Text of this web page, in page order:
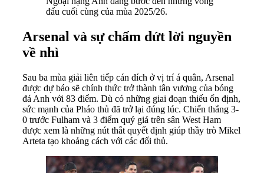
đấu cuối cùng của mùa 2025/26.
Arsenal và sự chấm dứt lời nguyền
về nhì
Sau ba mùa giải liên tiếp cán đích ở vị trí á quân, Arsenal
được dự báo sẽ chính thức trở thành tân vương của bóng
đá Anh với 83 điểm. Dù có những giai đoạn thiếu ổn định,
sức mạnh của Pháo thủ đã trở lại đúng lúc. Chiến thắng 3-
0 trước Fulham và 3 điểm quý giá trên sân West Ham
được xem là những nút thắt quyết định giúp thầy trò Mikel
Arteta tạo khoảng cách với các đối thủ.